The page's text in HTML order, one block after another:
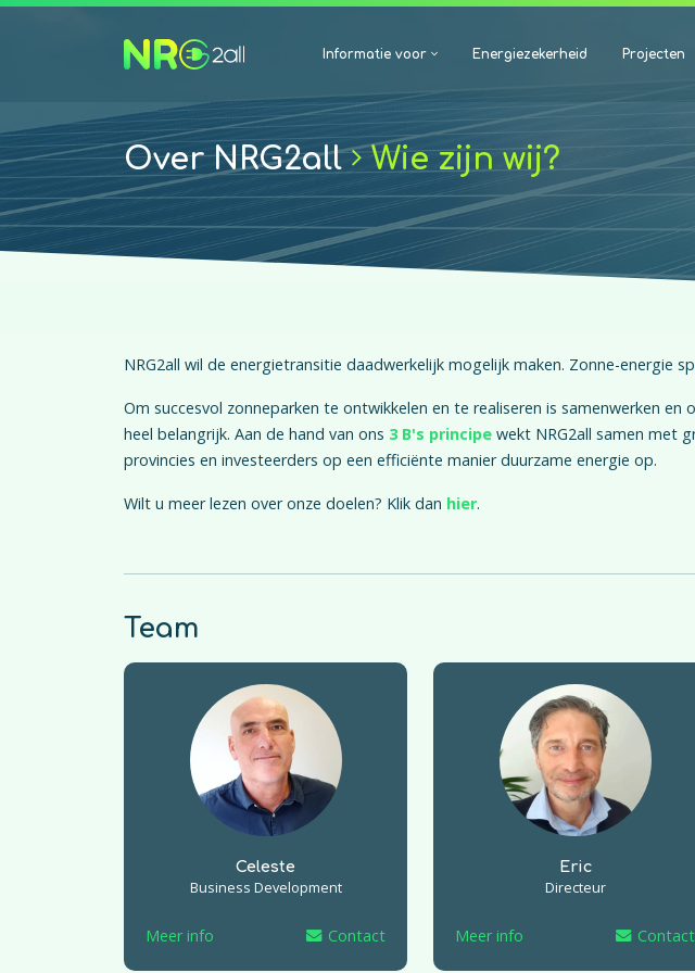
Informatie voor Energiezekerheid Projecten
Over NRG2all Wie zijn wij?
NRG2all wil de energietransitie daadwerkelijk mogelijk maken. Zonne-energie
Om succesvol zonneparken te ontwikkelen en te realiseren is samenwerken
heel belangrijk. Aan de hand van ons 3 B's principe wekt NRG2all samen met
provincies en investeerders op een efficiënte manier duurzame energie op.
Wilt u meer lezen over onze doelen? Klik dan hier.
Team
Celeste
Business Development
Meer info Contact
Eric
Directeur
Meer info Contact